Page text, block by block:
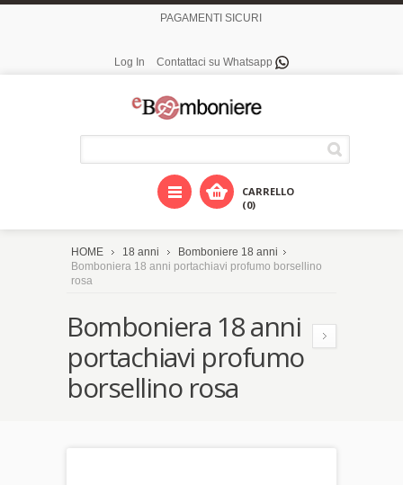
PAGAMENTI SICURI
Log In Contattaci su Whatsapp
CARRELLO
(0)
HOME 18 anni
Bomboniere 18 anni
Bomboniera 18 anni portachiavi profumo borsellino
rosa
Bomboniera 18 anni
portachiavi profumo
borsellino rosa